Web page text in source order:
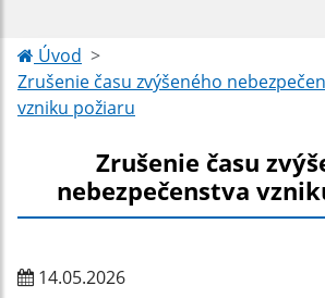
Úvod
Zrušenie času zvýšeného
vzniku požiaru
Zrušenie času
nebezpečenstva
14.05.2026